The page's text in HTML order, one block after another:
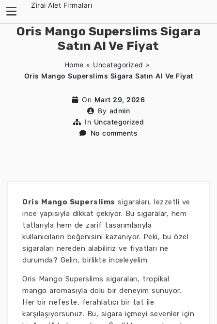
content
Zirai Alet Firmaları
Oris Mango Superslims Sigara
Satın Al Ve Fiyat
Home » Uncategorized »
Oris Mango Superslims Sigara Satın Al Ve Fiyat
On Mart 29, 2026
By admin
In Uncategorized
No comments
Oris Mango Superslims sigaraları, lezzetli ve
ince yapısıyla dikkat çekiyor. Bu sigaralar, hem
tatlarıyla hem de zarif tasarımlarıyla
kullanıcıların beğenisini kazanıyor. Peki, bu özel
sigaraları nereden alabiliriz ve fiyatları ne
durumda? Gelin, birlikte inceleyelim.
Oris Mango Superslims sigaraları, tropikal
mango aromasıyla dolu bir deneyim sunuyor.
Her bir nefeste, ferahlatıcı bir tat ile
karşılaşıyorsunuz. Bu, sigara içmeyi sevenler için